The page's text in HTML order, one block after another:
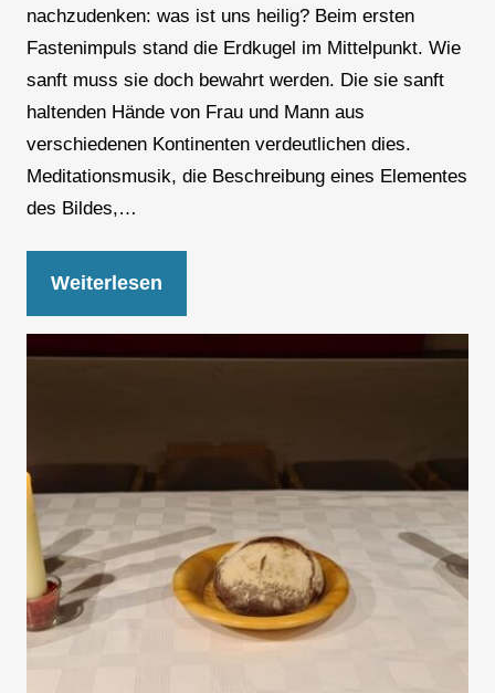
nachzudenken: was ist uns heilig? Beim ersten
Fastenimpuls stand die Erdkugel im Mittelpunkt. Wie
sanft muss sie doch bewahrt werden. Die sie sanft
haltenden Hände von Frau und Mann aus
verschiedenen Kontinenten verdeutlichen dies.
Meditationsmusik, die Beschreibung eines Elementes
des Bildes,…
Weiterlesen